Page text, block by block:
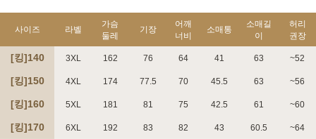
사이즈 라벨
가슴
둘레
기장
어깨
너비
소매통
소매길
이
허리
권장
[킹]140 3XL 162 76 64 41 63 ~52
[킹]150 4XL 174 77.5 70 45.5 63 ~56
[킹]160 5XL 181 81 75 42.5 61 ~60
[킹]170 6XL 192 83 82 43 60.5 ~64